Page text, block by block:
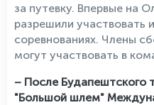
за путевку. Впервые на
разрешили участвовать
соревнованиях. Члены
могут участвовать в
– После Будапештского
"Большой шлем"